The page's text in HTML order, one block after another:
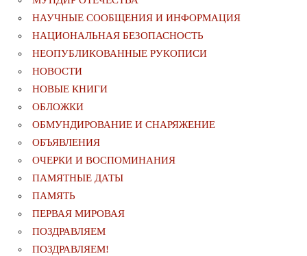
НАУЧНЫЕ СООБЩЕНИЯ И ИНФОРМАЦИЯ
НАЦИОНАЛЬНАЯ БЕЗОПАСНОСТЬ
НЕОПУБЛИКОВАННЫЕ РУКОПИСИ
НОВОСТИ
НОВЫЕ КНИГИ
ОБЛОЖКИ
ОБМУНДИРОВАНИЕ И СНАРЯЖЕНИЕ
ОБЪЯВЛЕНИЯ
ОЧЕРКИ И ВОСПОМИНАНИЯ
ПАМЯТНЫЕ ДАТЫ
ПАМЯТЬ
ПЕРВАЯ МИРОВАЯ
ПОЗДРАВЛЯЕМ
ПОЗДРАВЛЯЕМ!